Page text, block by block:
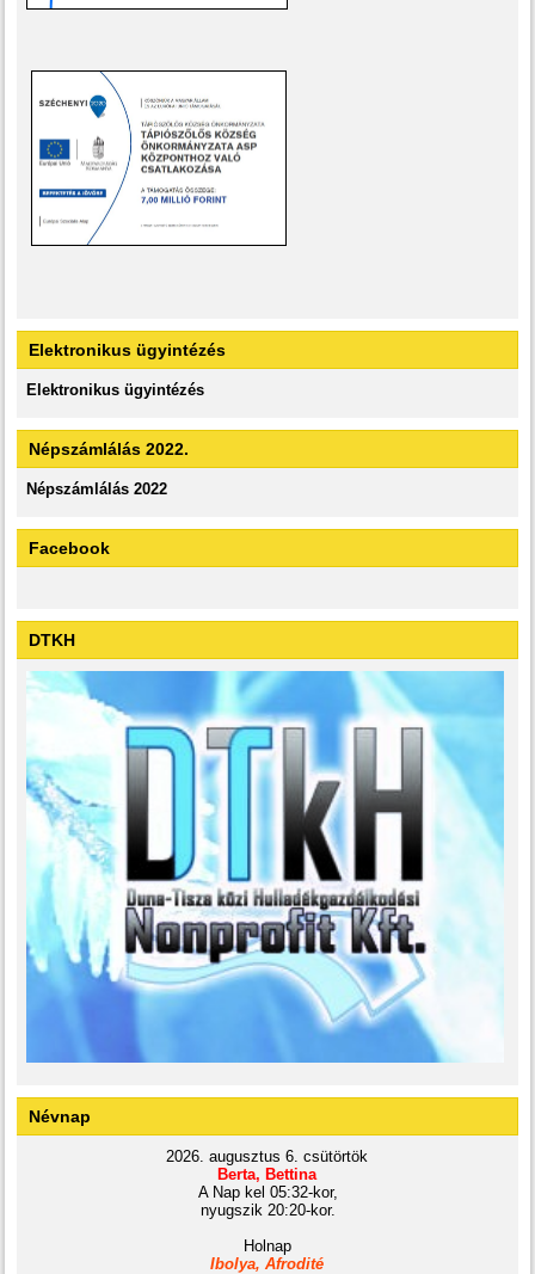
Elektronikus ügyintézés
Elektronikus ügyintézés
Népszámlálás 2022.
Népszámlálás 2022
Facebook
DTKH
Névnap
2026. augusztus 6. csütörtök
Berta, Bettina
A Nap kel 05:32-kor,
nyugszik 20:20-kor.
Holnap
Ibolya, Afrodité